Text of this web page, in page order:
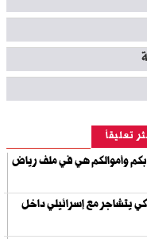
تعليقاً
وأموالكم هي في ملف رياض
يتشاجر مع إسرائيلي داخل